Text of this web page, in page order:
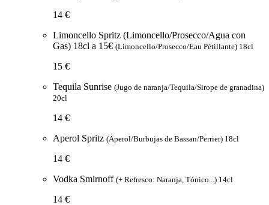
14 €
Limoncello Spritz (Limoncello/Prosecco/Agua con
Gas) 18cl a 15€ (Limoncello/Prosecco/Eau Pétillante) 18cl
15 €
Tequila Sunrise (Jugo de naranja/Tequila/Sirope de granadina)
20cl
14 €
Aperol Spritz (Aperol/Burbujas de Bassan/Perrier) 18cl
14 €
Vodka Smirnoff (+ Refresco: Naranja, Tónico...) 14cl
14 €